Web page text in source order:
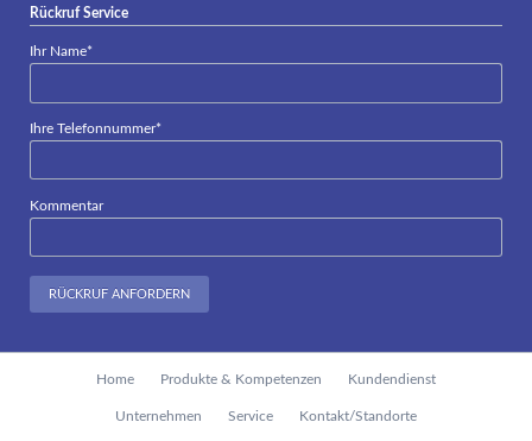
Rückruf Service
Pflichtfeld
Ihr Name*
Pflichtfeld
Ihre Telefonnummer*
Kommentar
RÜCKRUF ANFORDERN
Home Produkte & Kompetenzen Kundendienst
Unternehmen Service Kontakt/Standorte